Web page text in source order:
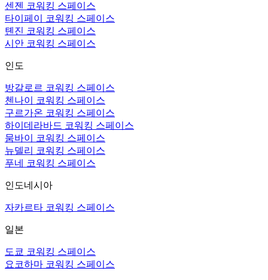
센젠 코워킹 스페이스
타이페이 코워킹 스페이스
톈진 코워킹 스페이스
시안 코워킹 스페이스
인도
방갈로르 코워킹 스페이스
첸나이 코워킹 스페이스
구르가온 코워킹 스페이스
하이데라바드 코워킹 스페이스
뭄바이 코워킹 스페이스
뉴델리 코워킹 스페이스
푸네 코워킹 스페이스
인도네시아
자카르타 코워킹 스페이스
일본
도쿄 코워킹 스페이스
요코하마 코워킹 스페이스